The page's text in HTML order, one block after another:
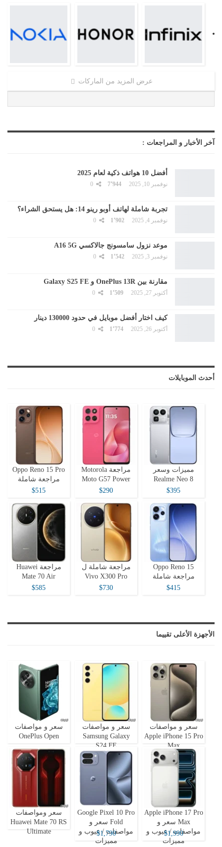
عرض المزيد من الماركات
آخر الأخبار و المراجعات :
أفضل 10 هواتف ذكية لعام 2025
نوفمبر 10, 2025 7٬944
تجربة شاملة لهاتف أوبو رينو 14: هل يستحق الشراء؟
نوفمبر 4, 2025 1٬902
موعد نزول سامسونج جالاكسي A16 5G
نوفمبر 3, 2025 1٬542
مقارنة بين OnePlus 13R و Galaxy S25 FE
أكتوبر 27, 2025 1٬509
كيف اختار أفضل موبايل في حدود 130000 دينار
أكتوبر 26, 2025 1٬774
أحدث الموبايلات
مميزات وسعر
Realme Neo 8
$395
مراجعة Motorola
Moto G57 Power
$290
Oppo Reno 15 Pro
مراجعة شاملة
$515
Oppo Reno 15
مراجعة شاملة
$415
مراجعة شاملة ل
Vivo X300 Pro
$730
مراجعة Huawei
Mate 70 Air
$585
الأجهزة الأعلى تقييما
سعر و مواصفات
Apple iPhone 15 Pro
Max
سعر و مواصفات
Samsung Galaxy
S24 FE
سعر و مواصفات
OnePlus Open
Apple iPhone 17 Pro
Max سعر و
مواصفات / عيوب و
مميزات
$1,990
Google Pixel 10 Pro
Fold سعر و
مواصفات / عيوب و
مميزات
$1,790
سعر ومواصفات
Huawei Mate 70 RS
Ultimate